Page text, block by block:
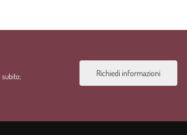
Richiedi informazioni